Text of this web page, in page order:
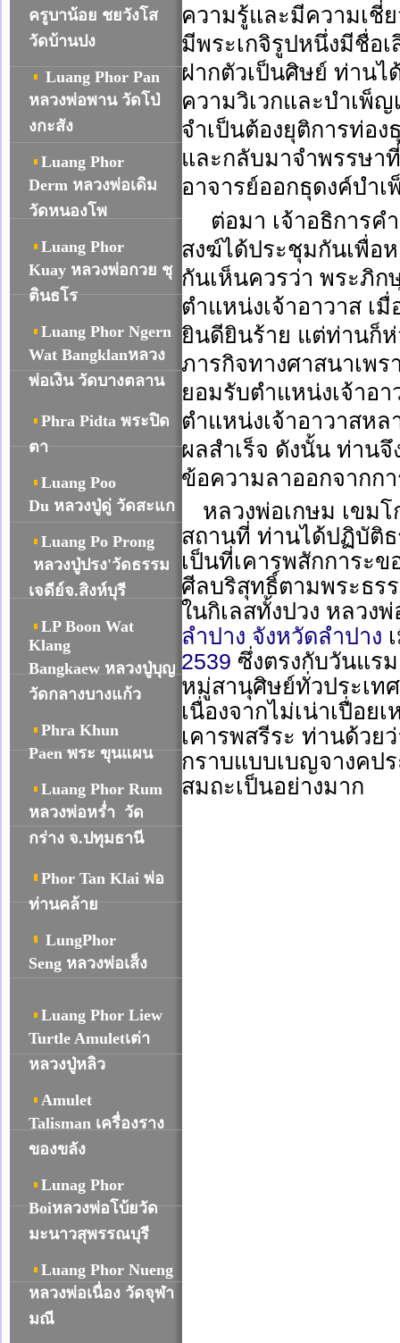
ครูบาน้อย ชยวังโส
วัดบ้านปง
Luang Phor Pan
หลวงพ่อพาน วัดโป่
งกะสัง
Luang Phor
Derm หลวงพ่อเดิม
วัดหนองโพ
Luang Phor
Kuay หลวงพ่อกวย ชุ
ตินธโร
Luang Phor Ngern
Wat Bangklanหลวง
พ่อเงิน วัดบางตลาน
Phra Pidta พระปิด
ตา
Luang Poo
Du หลวงปู่ดู่ วัดสะแก
Luang Po Prong
หลวงปู่ปรง'วัดธรรม
เจดีย์จ.สิงห์บุรี
LP Boon Wat
Klang
Bangkaew หลวงปู่บุญ
วัดกลางบางแก้ว
Phra Khun
Paen พระ ขุนแผน
Luang Phor Rum
หลวงพ่อหร่ำ วัด
กร่าง จ.ปทุมธานี
Phor Tan Klai พ่อ
ท่านคล้าย
LungPhor
Seng หลวงพ่อเส็ง
Luang Phor Liew
Turtle Amuletเต่า
หลวงปู่หลิว
Amulet
Talisman เครื่องราง
ของขลัง
Lunag Phor
Boiหลวงพ่อโบ้ยวัด
มะนาวสุพรรณบุรี
Luang Phor Nueng
หลวงพ่อเนื่อง วัดจุฬา
มณี
ความรู้และมีความเชี่
มีพระเกจิรูปหนึ่งมีชื่อ
ฝากตัวเป็นศิษย์ ท่านไ
ความวิเวกและบำเพ็
จำเป็นต้องยุติการท่อ
และกลับมาจำพรรษ
อาจารย์ออกธุดงค์บำ
ต่อมา เจ้าอธิการ
สงฆ์ได้ประชุมกันเพื่อ
กันเห็นควรว่า พระภิ
ตำแหน่งเจ้าอาวาส เ
ยินดียินร้าย แต่ท่านก็ห่
ภารกิจทางศาสนาเพร
ยอมรับตำแหน่งเจ้าอ
ตำแหน่งเจ้าอาวาสห
ผลสำเร็จ ดังนั้น ท่าน
ข้อความลาออกจากกา
หลวงพ่อเกษม เขม
สถานที่ ท่านได้ปฏิบัติ
เป็นที่เคารพสักการะ
ศีลบริสุทธิ์ตามพระธร
ในกิเลสทั้งปวง หลว
ลำปาง จังหวัดลำปาง
2539 ซึ่งตรงกับวันแร
หมู่สานุศิษย์ทั่วประเท
เนื่องจากไม่เน่าเปื่อย
เคารพสรีระ ท่านด้วย
กราบแบบเบญจางคป
สมถะเป็นอย่างมาก